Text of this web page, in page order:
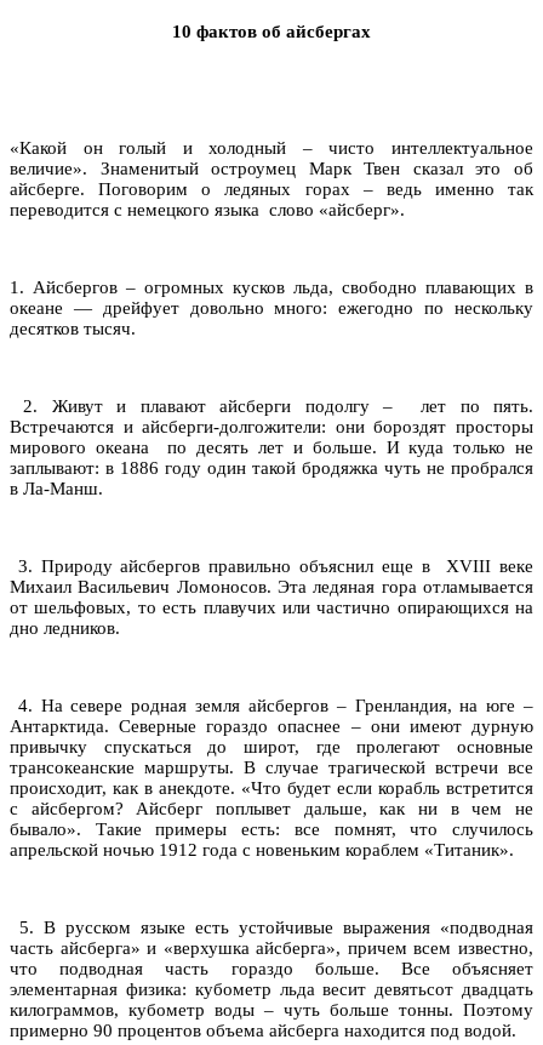
10 фактов об айсбергах
«Какой он голый и холодный – чисто интеллектуальное
величие». Знаменитый остроумец Марк Твен сказал это об
айсберге. Поговорим о ледяных горах – ведь именно так
переводится с немецкого языка слово «айсберг».
1. Айсбергов – огромных кусков льда, свободно плавающих в
океане — дрейфует довольно много: ежегодно по нескольку
десятков тысяч.
2. Живут и плавают айсберги подолгу – лет по пять.
Встречаются и айсберги-долгожители: они бороздят просторы
мирового океана по десять лет и больше. И куда только не
заплывают: в 1886 году один такой бродяжка чуть не пробрался
в Ла-Манш.
3. Природу айсбергов правильно объяснил еще в XVIII веке
Михаил Васильевич Ломоносов. Эта ледяная гора отламывается
от шельфовых, то есть плавучих или частично опирающихся на
дно ледников.
4. На севере родная земля айсбергов – Гренландия, на юге –
Антарктида. Северные гораздо опаснее – они имеют дурную
привычку спускаться до широт, где пролегают основные
трансокеанские маршруты. В случае трагической встречи все
происходит, как в анекдоте. «Что будет если корабль встретится
с айсбергом? Айсберг поплывет дальше, как ни в чем не
бывало». Такие примеры есть: все помнят, что случилось
апрельской ночью 1912 года с новеньким кораблем «Титаник».
5. В русском языке есть устойчивые выражения «подводная
часть айсберга» и «верхушка айсберга», причем всем известно,
что подводная часть гораздо больше. Все объясняет
элементарная физика: кубометр льда весит девятьсот двадцать
килограммов, кубометр воды – чуть больше тонны. Поэтому
примерно 90 процентов объема айсберга находится под водой.